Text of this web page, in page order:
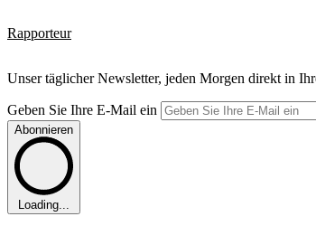
Rapporteur
Unser täglicher Newsletter, jeden Morgen direkt in
Geben Sie Ihre E-Mail ein
Abonnieren
Loading...